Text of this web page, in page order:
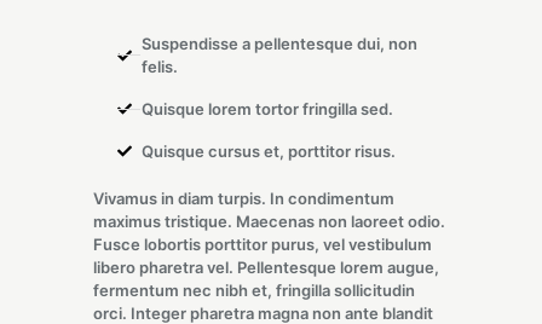
Suspendisse a pellentesque dui, non
felis.
Quisque lorem tortor fringilla sed.
Quisque cursus et, porttitor risus.
Vivamus in diam turpis. In condimentum
maximus tristique. Maecenas non laoreet odio.
Fusce lobortis porttitor purus, vel vestibulum
libero pharetra vel. Pellentesque lorem augue,
fermentum nec nibh et, fringilla sollicitudin
orci. Integer pharetra magna non ante blandit